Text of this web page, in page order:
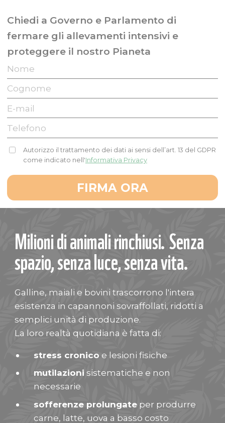
Chiedi a Governo e Parlamento di
fermare gli allevamenti intensivi e
proteggere il nostro Pianeta
Nome
Cognome
E-
mail
Telefono
Autorizzo il trattamento dei dati ai sensi dell’art. 13 del GDPR
come indicato nell'Informativa Privacy
Milioni di animali rinchiusi. Senza
spazio, senza luce, senza vita.
Galline, maiali e bovini trascorrono l'intera
esistenza in capannoni sovraffollati, ridotti a
semplici unità di produzione.
La loro realtà quotidiana è fatta di:
stress cronico e lesioni fisiche
mutilazioni sistematiche e non
necessarie
sofferenze prolungate per produrre
carne, latte, uova a basso costo